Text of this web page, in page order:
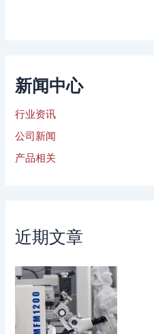
新闻中心
行业资讯
公司新闻
产品相关
近期文章